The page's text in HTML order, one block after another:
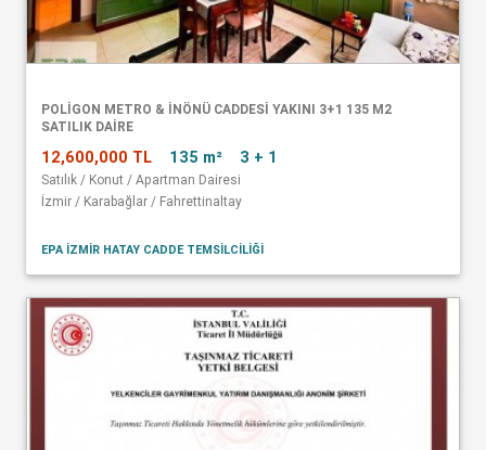
POLİGON METRO & İNÖNÜ CADDESİ YAKINI 3+1 135 M2
SATILIK DAİRE
12,600,000 TL 135 m² 3 + 1
Satılık / Konut / Apartman Dairesi
İzmir / Karabağlar / Fahrettinaltay
EPA İZMİR HATAY CADDE TEMSİLCİLİĞİ